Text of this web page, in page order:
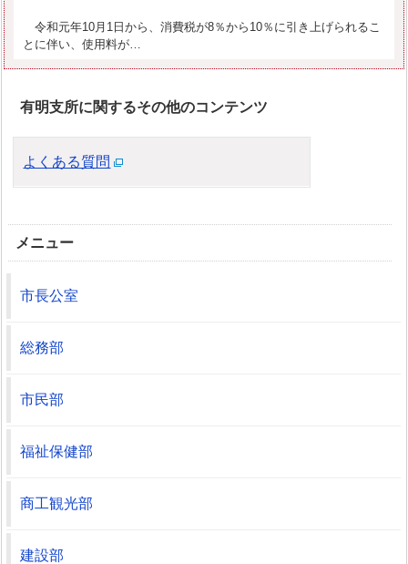
令和元年10月1日から、消費税が8％から10％に引き上げられるこ
とに伴い、使用料が…
有明支所に関するその他のコンテンツ
よくある質問
メニュー
市長公室
総務部
市民部
福祉保健部
商工観光部
建設部